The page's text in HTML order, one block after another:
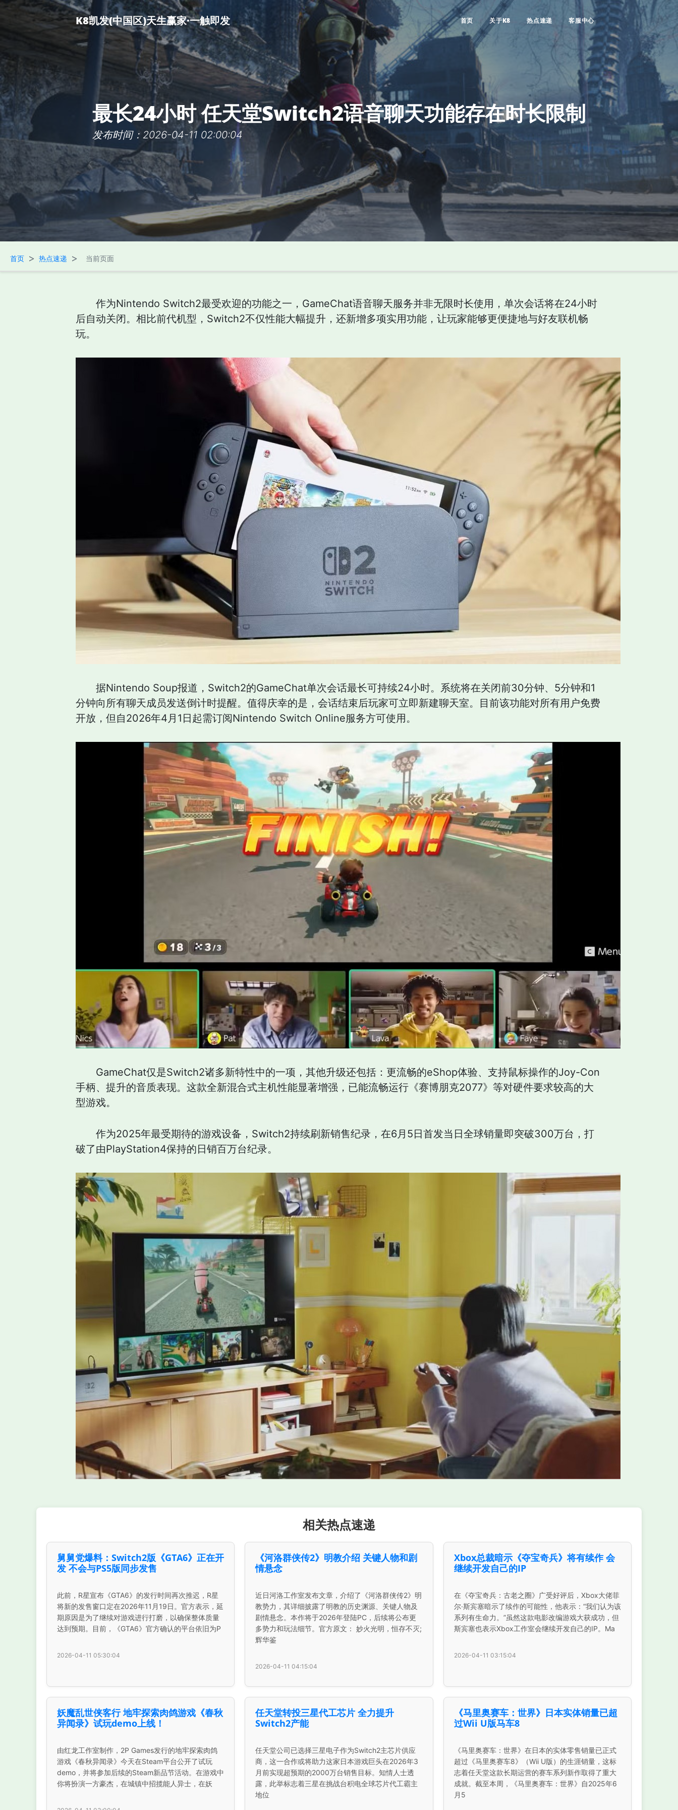
K8凯发(中国区)天生赢家·一触即发 首页 关于K8 热点速递 客服中心
最长24小时 任天堂Switch2语音聊天功能存在时长限制
发布时间：2026-04-11 02:00:04
首页 > 热点速递 > 当前页面
作为Nintendo Switch2最受欢迎的功能之一，GameChat语音聊天服务并非无限时长使用，单次会话将在24小时
后自动关闭。相比前代机型，Switch2不仅性能大幅提升，还新增多项实用功能，让玩家能够更便捷地与好友联机畅
玩。
据Nintendo Soup报道，Switch2的GameChat单次会话最长可持续24小时。系统将在关闭前30分钟、5分钟和1
分钟向所有聊天成员发送倒计时提醒。值得庆幸的是，会话结束后玩家可立即新建聊天室。目前该功能对所有用户免费
开放，但自2026年4月1日起需订阅Nintendo Switch Online服务方可使用。
GameChat仅是Switch2诸多新特性中的一项，其他升级还包括：更流畅的eShop体验、支持鼠标操作的Joy-Con
手柄、提升的音质表现。这款全新混合式主机性能显著增强，已能流畅运行《赛博朋克2077》等对硬件要求较高的大
型游戏。
作为2025年最受期待的游戏设备，Switch2持续刷新销售纪录，在6月5日首发当日全球销量即突破300万台，打
破了由PlayStation4保持的日销百万台纪录。
相关热点速递
舅舅党爆料：Switch2版《GTA6》正在开
发 不会与PS5版同步发售
此前，R星宣布《GTA6》的发行时间再次推迟，R星
将新的发售窗口定在2026年11月19日。官方表示，延
期原因是为了继续对游戏进行打磨，以确保整体质量
达到预期。目前，《GTA6》官方确认的平台依旧为P
2026-04-11 05:30:04
《河洛群侠传2》明教介绍 关键人物和剧
情悬念
近日河洛工作室发布文章，介绍了《河洛群侠传2》明
教势力，其详细披露了明教的历史渊源、关键人物及
剧情悬念。本作将于2026年登陆PC，后续将公布更
多势力和玩法细节。官方原文： 妙火光明，恒存不灭;
辉华鉴
2026-04-11 04:15:04
Xbox总裁暗示《夺宝奇兵》将有续作 会
继续开发自己的IP
在《夺宝奇兵：古老之圈》广受好评后，Xbox大佬菲
尔·斯宾塞暗示了续作的可能性，他表示：“我们认为该
系列有生命力。”虽然这款电影改编游戏大获成功，但
斯宾塞也表示Xbox工作室会继续开发自己的IP。Ma
2026-04-11 03:15:04
妖魔乱世侠客行 地牢探索肉鸽游戏《春秋
异闻录》试玩demo上线！
由红龙工作室制作，2P Games发行的地牢探索肉鸽
游戏《春秋异闻录》今天在Steam平台公开了试玩
demo，并将参加后续的Steam新品节活动。在游戏中
你将扮演一方豪杰，在城镇中招揽能人异士，在妖
任天堂转投三星代工芯片 全力提升
Switch2产能
任天堂公司已选择三星电子作为Switch2主芯片供应
商，这一合作或将助力这家日本游戏巨头在2026年3
月前实现超预期的2000万台销售目标。知情人士透
露，此举标志着三星在挑战台积电全球芯片代工霸主
地位
《马里奥赛车：世界》日本实体销量已超
过Wii U版马车8
《马里奥赛车：世界》在日本的实体零售销量已正式
超过《马里奥赛车8》（Wii U版）的生涯销量，这标
志着任天堂这款长期运营的赛车系列新作取得了重大
成就。截至本周，《马里奥赛车：世界》自2025年6
月5